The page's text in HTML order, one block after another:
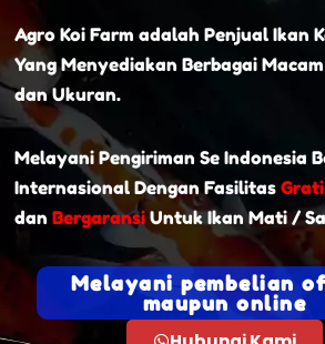
Agro Koi Farm adalah Penjual Ikan
Yang Menyediakan Berbagai
dan Ukuran.
Melayani Pengiriman Se Indonesia
Internasional Dengan Fasilitas
dan BergaransiUntuk Ikan Mati /
Melayani pembelian
maupun online